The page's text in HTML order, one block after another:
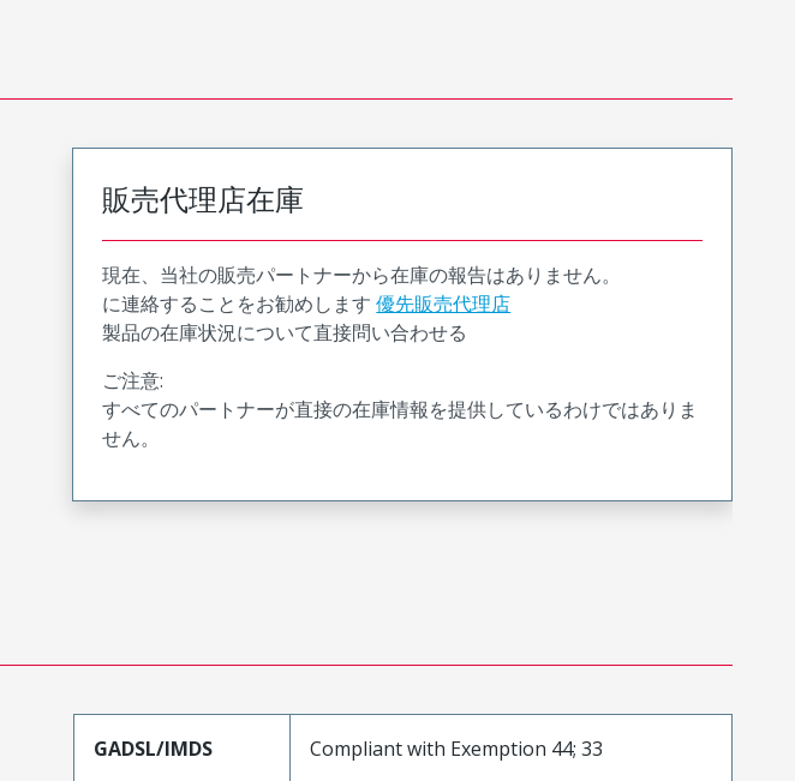
販売代理店在庫
現在、当社の販売パートナーから在庫の報告はありません。
に連絡することをお勧めします 優先販売代理店
製品の在庫状況について直接問い合わせる
ご注意:
すべてのパートナーが直接の在庫情報を提供しているわけではありま
せん。
GADSL/IMDS Compliant with Exemption 44; 33